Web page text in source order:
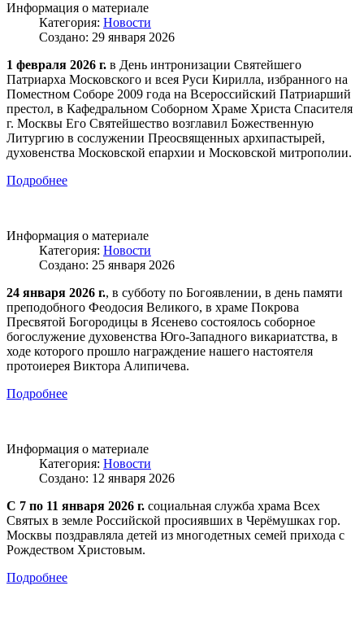
Информация о материале
Категория: Новости
Создано: 29 января 2026
1 февраля 2026 г. в День интронизации Святейшего
Патриарха Московского и всея Руси Кирилла, избранного на
Поместном Соборе 2009 года на Всероссийский Патриарший
престол, в Кафедральном Соборном Храме Христа Спасителя
г. Москвы Его Святейшество возглавил Божественную
Литургию в сослужении Преосвященных архипастырей,
духовенства Московской епархии и Московской митрополии.
Подробнее
Информация о материале
Категория: Новости
Создано: 25 января 2026
24 января 2026 г., в субботу по Богоявлении, в день памяти
преподобного Феодосия Великого, в храме Покрова
Пресвятой Богородицы в Ясенево состоялось соборное
богослужение духовенства Юго-Западного викариатства, в
ходе которого прошло награждение нашего настоятеля
протоиерея Виктора Алипичева.
Подробнее
Информация о материале
Категория: Новости
Создано: 12 января 2026
С 7 по 11 января 2026 г. социальная служба храма Всех
Святых в земле Российской просиявших в Черёмушках гор.
Москвы поздравляла детей из многодетных семей прихода с
Рождеством Христовым.
Подробнее